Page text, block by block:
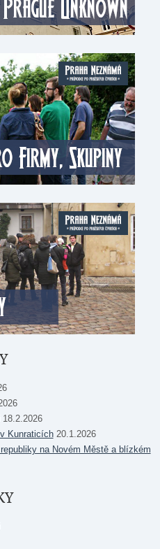
18.2.2026
Kunraticích 20.1.2026
na Novém Městě a blízkém